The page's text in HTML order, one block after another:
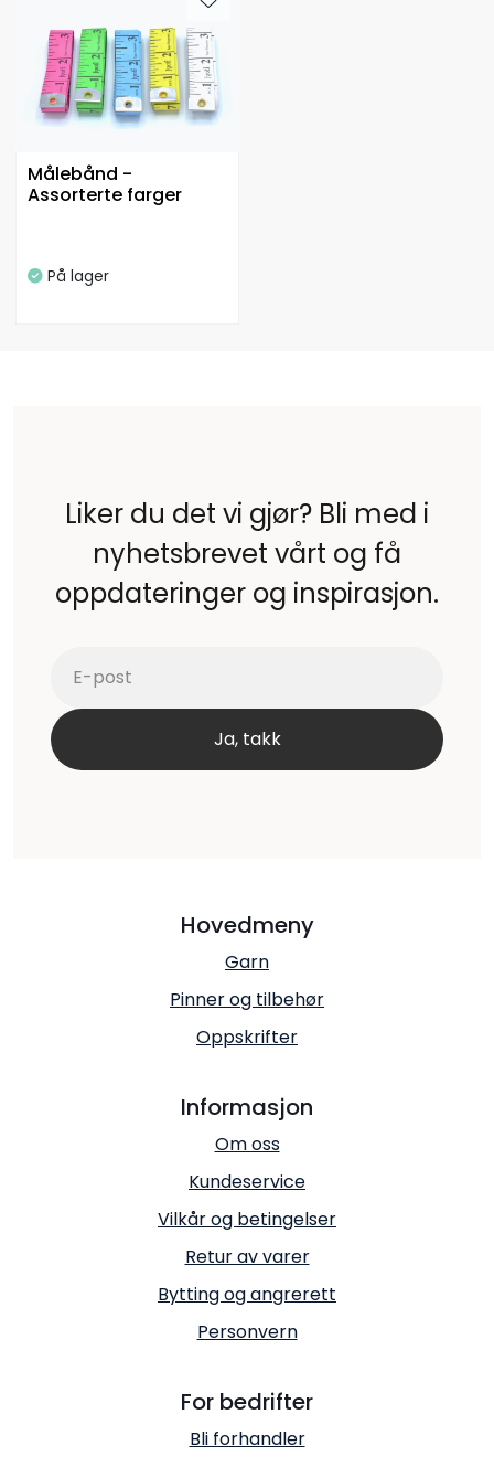
Målebånd -
Assorterte farger
På lager
Liker du det vi gjør? Bli med i
nyhetsbrevet vårt og få
oppdateringer og inspirasjon.
Hovedmeny
Garn
Pinner og tilbehør
Oppskrifter
Informasjon
Om oss
Kundeservice
Vilkår og betingelser
Retur av varer
Bytting og angrerett
Personvern
For bedrifter
Bli forhandler